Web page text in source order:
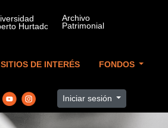
SITIOS DE INTERÉS FONDOS
Iniciar sesión